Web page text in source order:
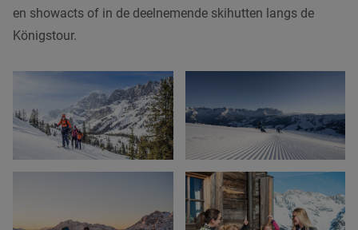
en showacts of in de deelnemende skihutten langs de
Königstour.